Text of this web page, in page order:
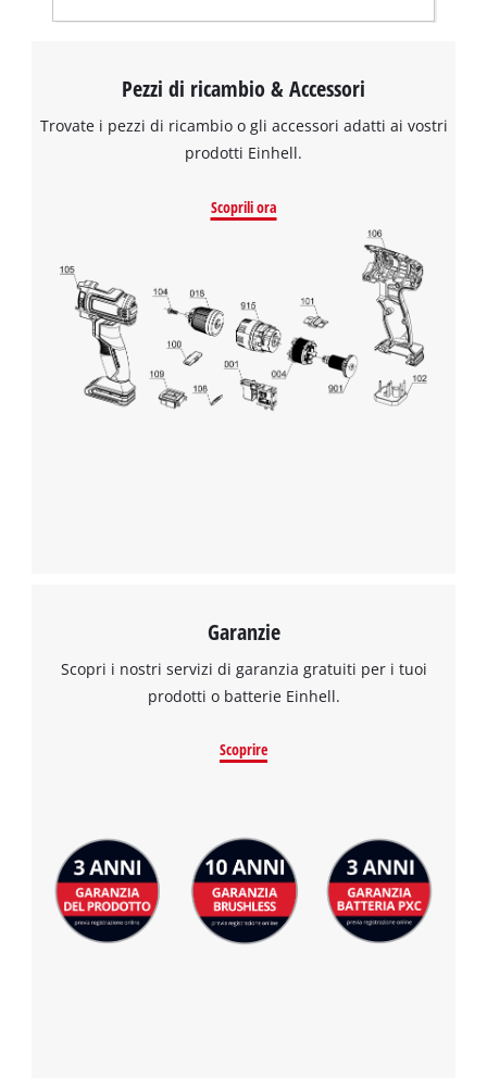
Pezzi di ricambio & Accessori
Trovate i pezzi di ricambio o gli accessori adatti ai vostri
prodotti Einhell.
Scoprili ora
Garanzie
Scopri i nostri servizi di garanzia gratuiti per i tuoi
prodotti o batterie Einhell.
Scoprire